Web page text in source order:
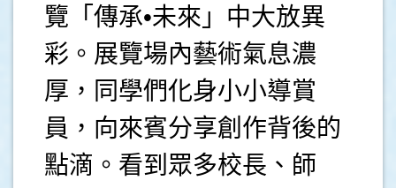
覽「傳承•未來」中大放異
彩。展覽場內藝術氣息濃
厚，同學們化身小小導賞
員，向來賓分享創作背後的
點滴。看到眾多校長、師